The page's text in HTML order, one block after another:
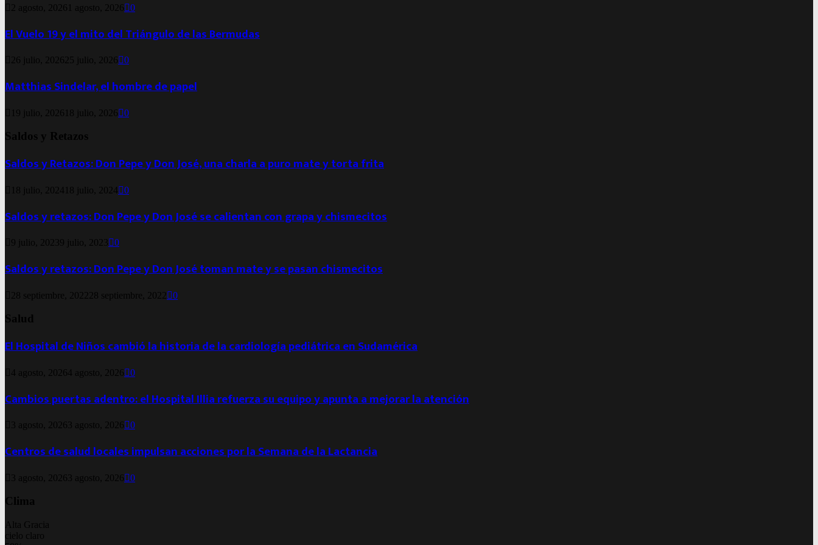
2 agosto, 2026 1 agosto, 2026 0
El Vuelo 19 y el mito del Triángulo de las Bermudas
26 julio, 2026 25 julio, 2026 0
Matthias Sindelar, el hombre de papel
19 julio, 2026 18 julio, 2026 0
Saldos y Retazos
Saldos y Retazos: Don Pepe y Don José, una charla a puro mate y torta frita
18 julio, 2024 18 julio, 2024 0
Saldos y retazos: Don Pepe y Don José se calientan con grapa y chismecitos
9 julio, 20239 julio, 2023 0
Saldos y retazos: Don Pepe y Don José toman mate y se pasan chismecitos
28 septiembre, 2022 28 septiembre, 2022 0
Salud
El Hospital de Niños cambió la historia de la cardiología pediátrica en Sudamérica
4 agosto, 20264 agosto, 2026 0
Cambios puertas adentro: el Hospital Illia refuerza su equipo y apunta a mejorar la atención
3 agosto, 2026 3 agosto, 2026 0
Centros de salud locales impulsan acciones por la Semana de la Lactancia
3 agosto, 2026 3 agosto, 2026 0
Clima
Alta Gracia
cielo claro